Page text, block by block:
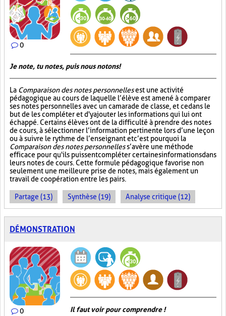
0
Je note, tu notes, puis nous notons!
La Comparaison des notes personnellesest une activité
pédagogique au cours de laquelle l’élève est amené à comparer
ses notes personnelles avec un camarade de classe, et ce dans le
but de les compléter et d'y ajouter les informations qui lui ont
échappé. Certains élèves ont de la difficulté à prendre des notes
de cours, à sélectionner l’information pertinente lors d’une leçon
ou à suivre le rythme de l’enseignant et c’est pourquoi la
Comparaison des notes personnelless’avère une méthode
efficace pour qu'ils puissent compléter certaines informations dans
leurs notes de cours. Cette formule pédagogique favorise non
seulement une meilleure prise de notes, mais également un
travail de coopération entre les pairs.
Partage (13) Synthèse (19) Analyse critique (12)
DÉMONSTRATION
0 Il faut voir pour comprendre !